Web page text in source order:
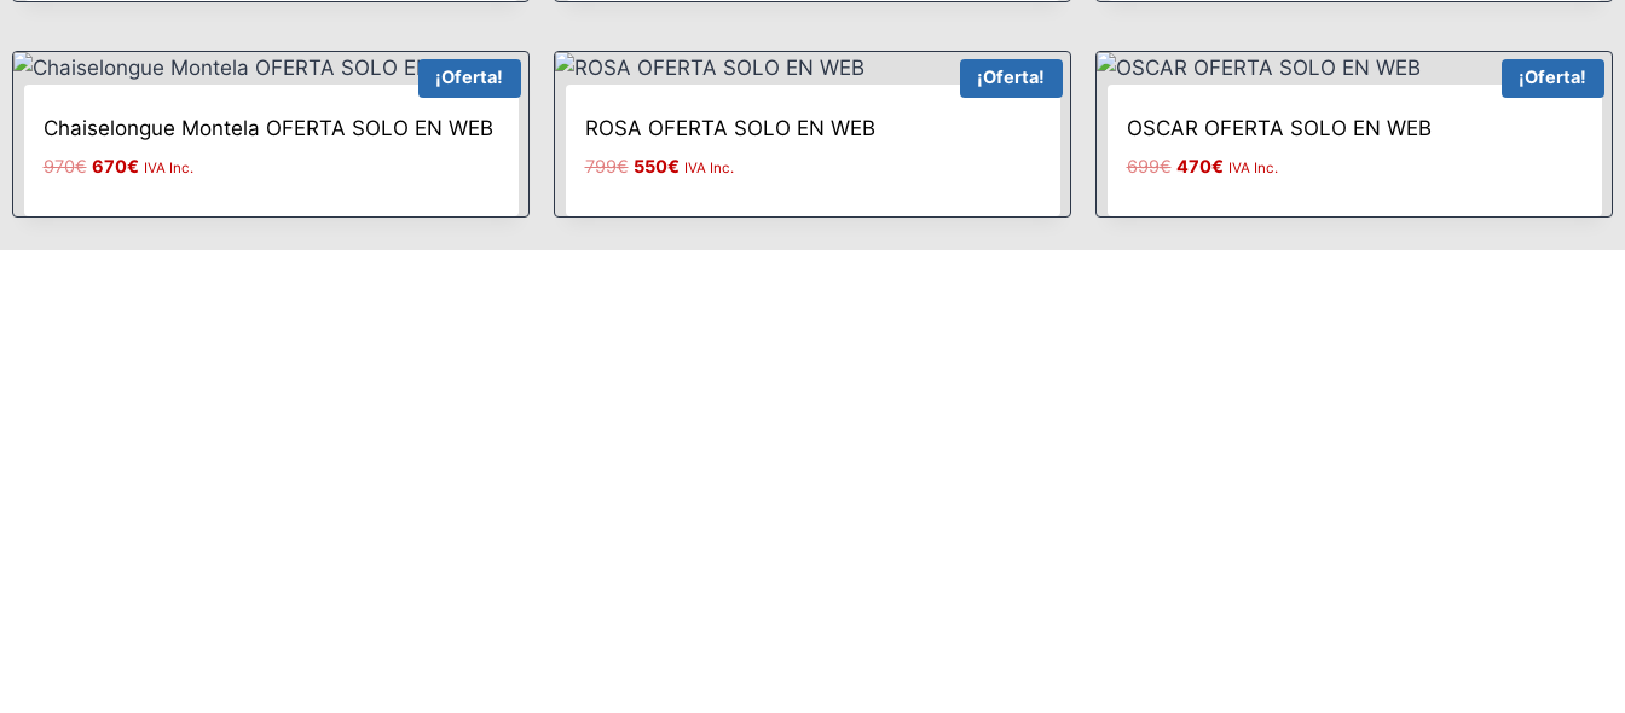
¡Oferta!
Chaiselongue Montela OFERTA SOLO EN WEB
970€ 670€ IVA Inc.
¡Oferta!
ROSA OFERTA SOLO EN WEB
799€ 550€ IVA Inc.
¡Oferta!
OSCAR OFERTA SOLO EN WEB
699€ 470€ IVA Inc.